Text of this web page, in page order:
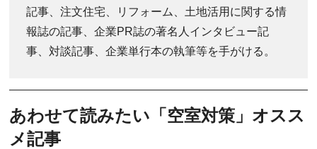
記事、注文住宅、リフォーム、土地活用に関する情
報誌の記事、企業PR誌の著名人インタビュー記
事、対談記事、企業単行本の執筆等を手がける。
あわせて読みたい「空室対策」オスス
メ記事